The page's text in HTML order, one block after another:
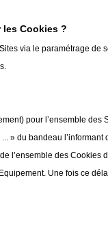
Cookies ?
via le paramétrage de
pour l’ensemble des
» du bandeau l’informant
l’ensemble des Cookies
Une fois ce